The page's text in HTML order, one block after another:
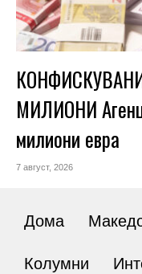
МИЛИОНИ
милиони евра
7 август, 2026
Дома
Колумни